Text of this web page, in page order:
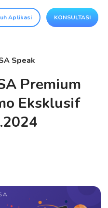
Aplikasi KONSULTASI
Speak
Premium
Eksklusif